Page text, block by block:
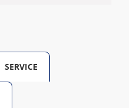
SERVICE